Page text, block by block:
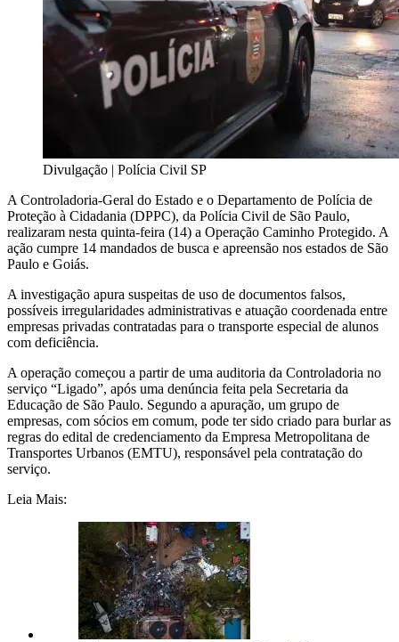
Divulgação | Polícia Civil SP
A Controladoria-Geral do Estado e o Departamento de Polícia de
Proteção à Cidadania (DPPC), da Polícia Civil de São Paulo,
realizaram nesta quinta-feira (14) a Operação Caminho Protegido. A
ação cumpre 14 mandados de busca e apreensão nos estados de São
Paulo e Goiás.
A investigação apura suspeitas de uso de documentos falsos,
possíveis irregularidades administrativas e atuação coordenada entre
empresas privadas contratadas para o transporte especial de alunos
com deficiência.
A operação começou a partir de uma auditoria da Controladoria no
serviço “Ligado”, após uma denúncia feita pela Secretaria da
Educação de São Paulo. Segundo a apuração, um grupo de
empresas, com sócios em comum, pode ter sido criado para burlar as
regras do edital de credenciamento da Empresa Metropolitana de
Transportes Urbanos (EMTU), responsável pela contratação do
serviço.
Leia Mais: